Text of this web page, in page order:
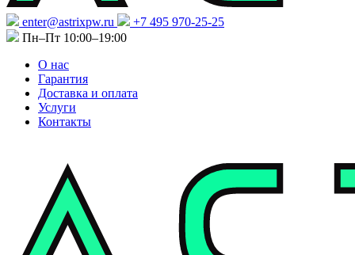
enter@astrixpw.ru
+7 495 970-25-25
Пн–Пт 10:00–19:00
О нас
Гарантия
Доставка и оплата
Услуги
Контакты